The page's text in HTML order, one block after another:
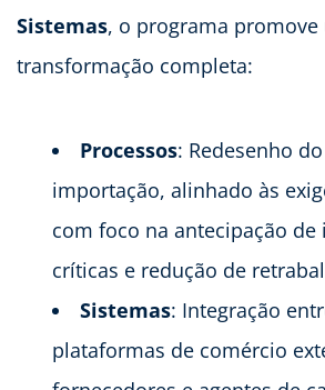
Sistemas, o programa promove
transformação completa:
Processos: Redesenho
importação, alinhado às
com foco na antecipação de
críticas e redução de
Sistemas: Integração
plataformas de comércio